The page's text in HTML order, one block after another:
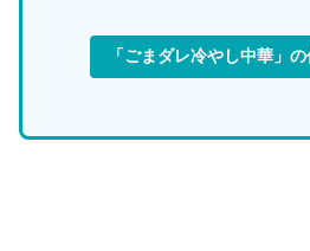
「ごまダレ冷やし中華」